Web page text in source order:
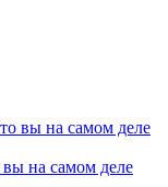
вы на самом деле